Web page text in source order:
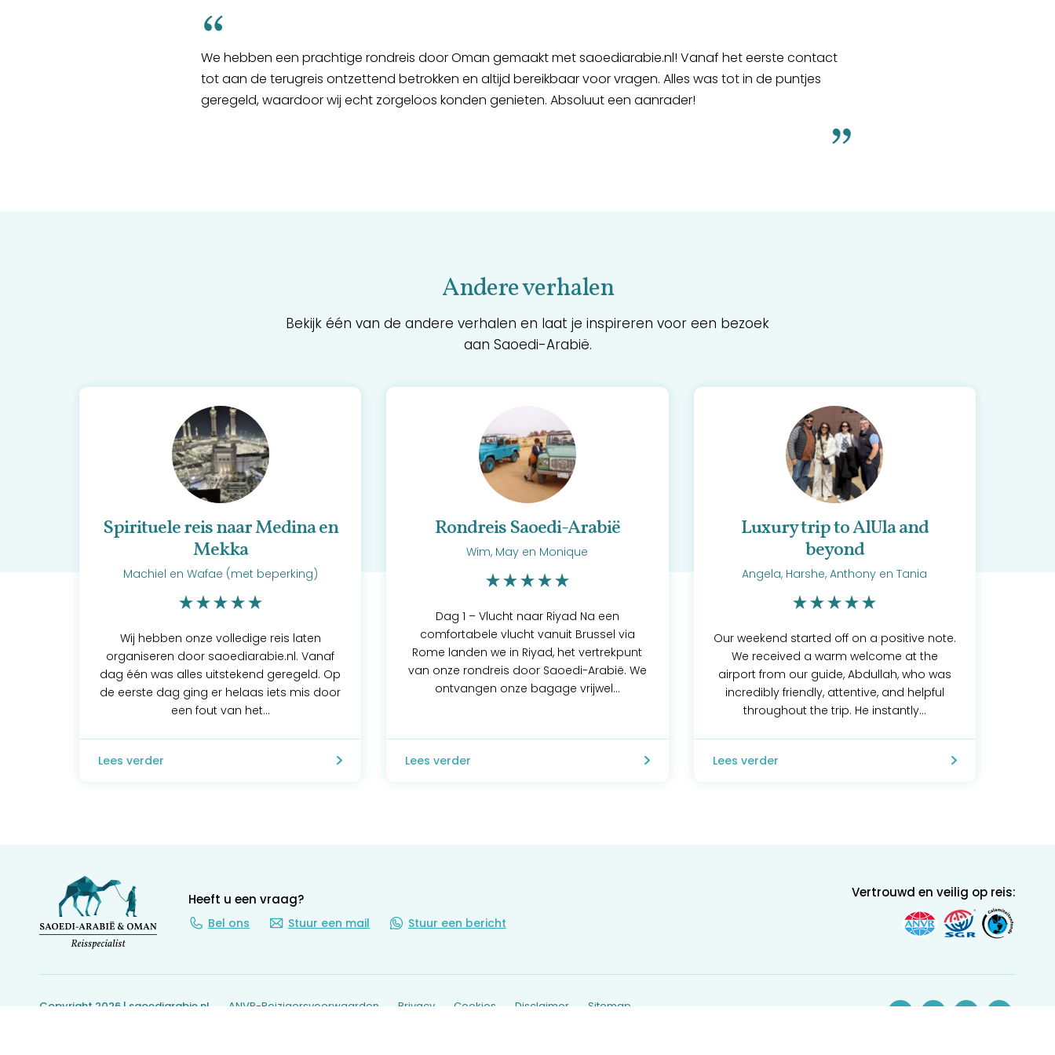
We hebben een prachtige rondreis door Oman gemaakt met saoediarabie.nl! Vanaf het eerste contact
tot aan de terugreis ontzettend betrokken en altijd bereikbaar voor vragen. Alles was tot in de puntjes
geregeld, waardoor wij echt zorgeloos konden genieten. Absoluut een aanrader!
Andere verhalen
Bekijk één van de andere verhalen en laat je inspireren voor een bezoek
aan Saoedi-Arabië.
Spirituele reis naar Medina en
Mekka
Machiel en Wafae (met beperking)
Wij hebben onze volledige reis laten
organiseren door saoediarabie.nl. Vanaf
dag één was alles uitstekend geregeld. Op
de eerste dag ging er helaas iets mis door
een fout van het...
Lees verder
Rondreis Saoedi-Arabië
Wim, May en Monique
Dag 1 – Vlucht naar Riyad Na een
comfortabele vlucht vanuit Brussel via
Rome landen we in Riyad, het vertrekpunt
van onze rondreis door Saoedi-Arabië. We
ontvangen onze bagage vrijwel...
Lees verder
Luxury trip to AlUla and
beyond
Angela, Harshe, Anthony en Tania
Our weekend started off on a positive note.
We received a warm welcome at the
airport from our guide, Abdullah, who was
incredibly friendly, attentive, and helpful
throughout the trip. He instantly...
Lees verder
Heeft u een vraag?
Bel ons Stuur een mail Stuur een bericht
Vertrouwd en veilig op reis:
Copyright 2026 | saoediarabie.nl ANVR-Reizigersvoorwaarden Privacy Cookies Disclaimer Sitemap